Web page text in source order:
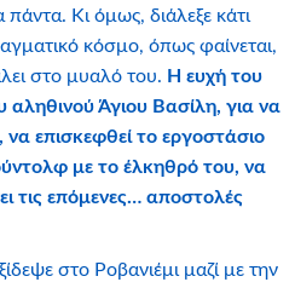
Κι όμως, διάλεξε κάτι
κόσμο, όπως φαίνεται,
στο μυαλό του. Η ευχή του
αληθινού Άγιου Βασίλη, για να
επισκεφθεί το εργοστάσιο
με το έλκηθρό του, να
τις επόμενες… αποστολές
στο Ροβανιέμι μαζί με την